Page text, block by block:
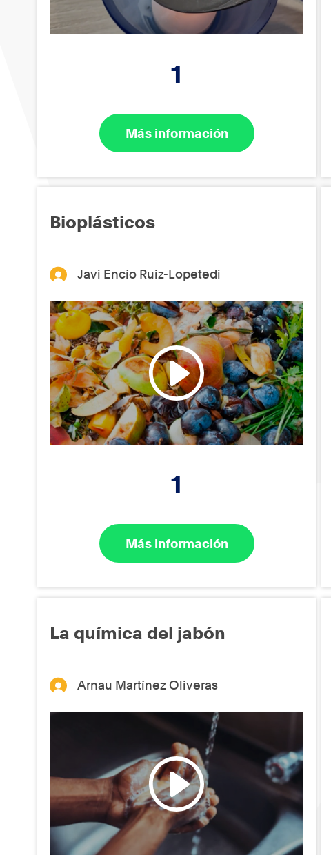
1
Más información
Bioplásticos
Javi Encío Ruiz-Lopetedi
1
Más información
La química del jabón
Arnau Martínez Oliveras